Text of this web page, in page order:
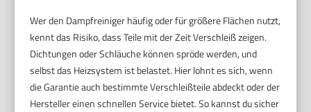
Wer den Dampfreiniger häufig oder für größere Flächen nutzt,
kennt das Risiko, dass Teile mit der Zeit Verschleiß zeigen.
Dichtungen oder Schläuche können spröde werden, und
selbst das Heizsystem ist belastet. Hier lohnt es sich, wenn
die Garantie auch bestimmte Verschleißteile abdeckt oder der
Hersteller einen schnellen Service bietet. So kannst du sicher